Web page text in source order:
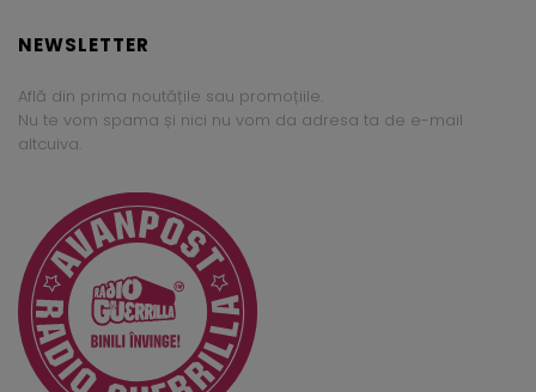
NEWSLETTER
Află din prima noutățile sau promoțiile.
Nu te vom spama și nici nu vom da adresa ta de e-mail
altcuiva.